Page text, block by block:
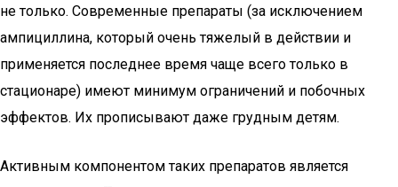
не только. Современные препараты (за исключением
ампициллина, который очень тяжелый в действии и
применяется последнее время чаще всего только в
стационаре) имеют минимум ограничений и побочных
эффектов. Их прописывают даже грудным детям.
Активным компонентом таких препаратов является